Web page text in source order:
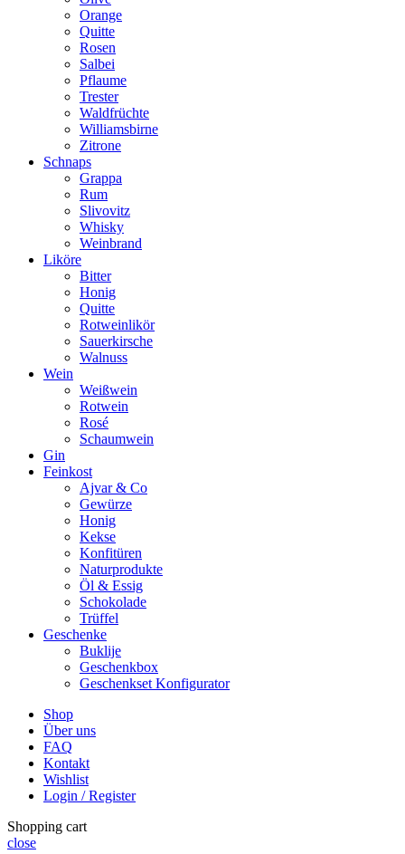
Orange
Quitte
Rosen
Salbei
Pflaume
Trester
Waldfrüchte
Williamsbirne
Zitrone
Schnaps
Grappa
Rum
Slivovitz
Whisky
Weinbrand
Liköre
Bitter
Honig
Quitte
Rotweinlikör
Sauerkirsche
Walnuss
Wein
Weißwein
Rotwein
Rosé
Schaumwein
Gin
Feinkost
Ajvar & Co
Gewürze
Honig
Kekse
Konfitüren
Naturprodukte
Öl & Essig
Schokolade
Trüffel
Geschenke
Buklije
Geschenkbox
Geschenkset Konfigurator
Shop
Über uns
FAQ
Kontakt
Wishlist
Login / Register
Shopping cart
close